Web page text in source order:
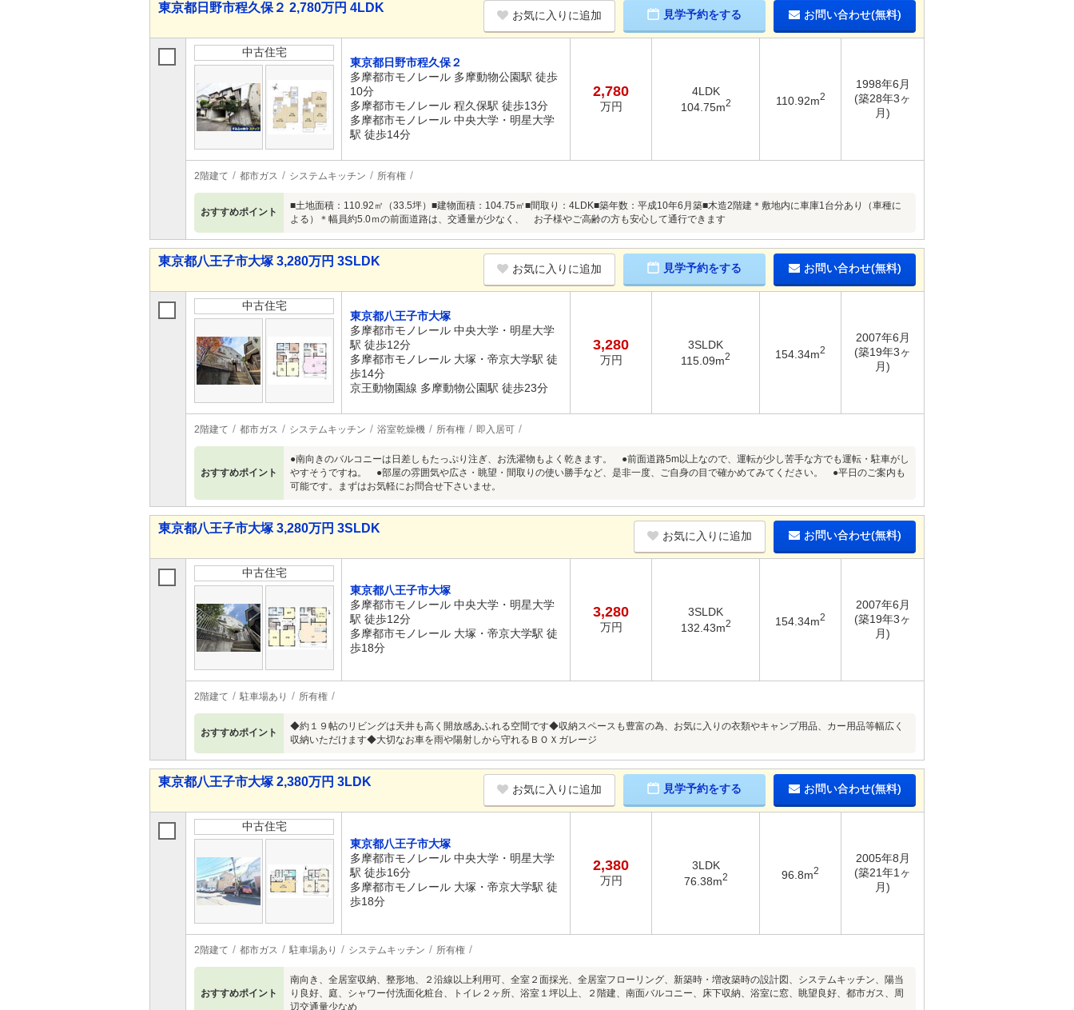
東京都日野市程久保２ 2,780万円 4LDK
お気に入りに追加 見学予約をする お問い合わせ(無料)
中古住宅
東京都日野市程久保２
多摩都市モノレール 多摩動物公園駅 徒歩
10分
多摩都市モノレール 程久保駅 徒歩13分
多摩都市モノレール 中央大学・明星大学
駅 徒歩14分
2,780
万円
4LDK
104.75m2 110.92m2
1998年6月
(築28年3ヶ
月)
2階建て 都市ガス システムキッチン 所有権
おすすめポイント
■土地面積：110.92㎡（33.5坪）■建物面積：104.75㎡■間取り：4LDK■築年数：平成10年6月築■木造2階建＊敷地内に車庫1台分あり（車種に
よる）＊幅員約5.0ｍの前面道路は、交通量が少なく、 お子様やご高齢の方も安心して通行できます
東京都八王子市大塚 3,280万円 3SLDK
お気に入りに追加 見学予約をする お問い合わせ(無料)
中古住宅
東京都八王子市大塚
多摩都市モノレール 中央大学・明星大学
駅 徒歩12分
多摩都市モノレール 大塚・帝京大学駅 徒
歩14分
京王動物園線 多摩動物公園駅 徒歩23分
3,280
万円
3SLDK
115.09m2 154.34m2
2007年6月
(築19年3ヶ
月)
2階建て 都市ガス システムキッチン 浴室乾燥機 所有権 即入居可
おすすめポイント
●南向きのバルコニーは日差しもたっぷり注ぎ、お洗濯物もよく乾きます。 ●前面道路5m以上なので、運転が少し苦手な方でも運転・駐車がし
やすそうですね。 ●部屋の雰囲気や広さ・眺望・間取りの使い勝手など、是非一度、ご自身の目で確かめてみてください。 ●平日のご案内も
可能です。まずはお気軽にお問合せ下さいませ。
東京都八王子市大塚 3,280万円 3SLDK
お気に入りに追加 お問い合わせ(無料)
中古住宅
東京都八王子市大塚
多摩都市モノレール 中央大学・明星大学
駅 徒歩12分
多摩都市モノレール 大塚・帝京大学駅 徒
歩18分
3,280
万円
3SLDK
132.43m2 154.34m2
2007年6月
(築19年3ヶ
月)
2階建て 駐車場あり 所有権
おすすめポイント
◆約１９帖のリビングは天井も高く開放感あふれる空間です◆収納スペースも豊富の為、お気に入りの衣類やキャンプ用品、カー用品等幅広く
収納いただけます◆大切なお車を雨や陽射しから守れるＢＯＸガレージ
東京都八王子市大塚 2,380万円 3LDK
お気に入りに追加 見学予約をする お問い合わせ(無料)
中古住宅
東京都八王子市大塚
多摩都市モノレール 中央大学・明星大学
駅 徒歩16分
多摩都市モノレール 大塚・帝京大学駅 徒
歩18分
2,380
万円
3LDK
76.38m2 96.8m2
2005年8月
(築21年1ヶ
月)
2階建て 都市ガス 駐車場あり システムキッチン 所有権
おすすめポイント
南向き、全居室収納、整形地、２沿線以上利用可、全室２面採光、全居室フローリング、新築時・増改築時の設計図、システムキッチン、陽当
り良好、庭、シャワー付洗面化粧台、トイレ２ヶ所、浴室１坪以上、２階建、南面バルコニー、床下収納、浴室に窓、眺望良好、都市ガス、周
辺交通量少なめ